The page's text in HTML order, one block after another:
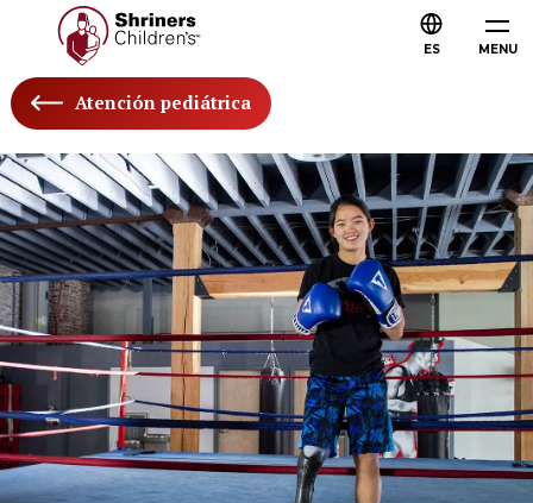
MENU
ES
Atención pediátrica